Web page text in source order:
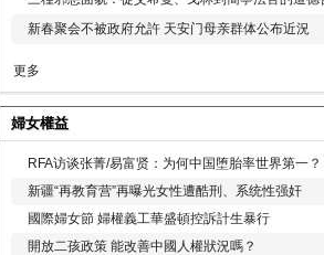
新春聚会不被政府允許 天安门母亲群体公布近況
更多
婦女權益
RFA访谈张菁/易富贤：为何中国堕胎率世界第一？
新疆“再教育营”再曝光女性遭酷刑、系统性强奸
國際婦女節 婦權義工華盛頓控訴計生暴行
開放二孩政策 能改善中國人權狀況嗎？